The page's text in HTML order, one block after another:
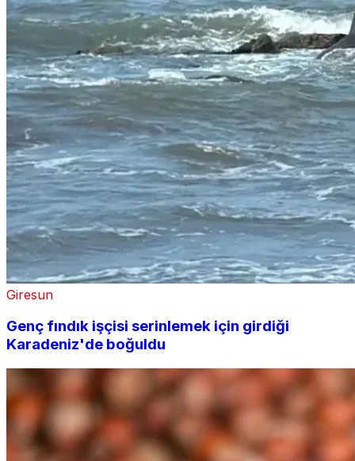
Giresun
Genç fındık işçisi serinlemek için girdiği
Karadeniz'de boğuldu